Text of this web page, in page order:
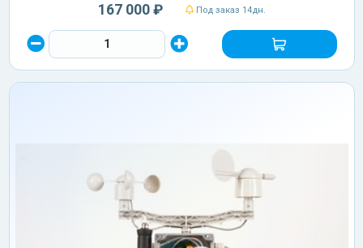
167 000 ₽ Под заказ 14дн.